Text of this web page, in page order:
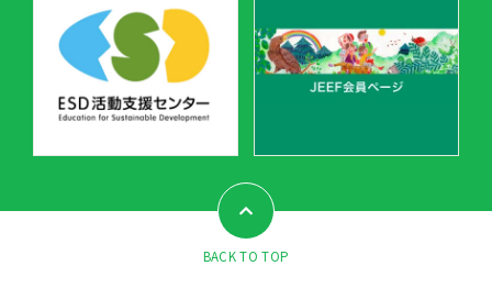
BACK TO TOP